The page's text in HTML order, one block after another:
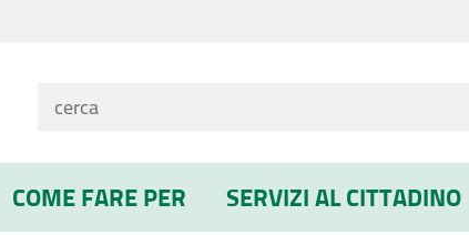
COME FARE PER SERVIZI AL CITTADINO